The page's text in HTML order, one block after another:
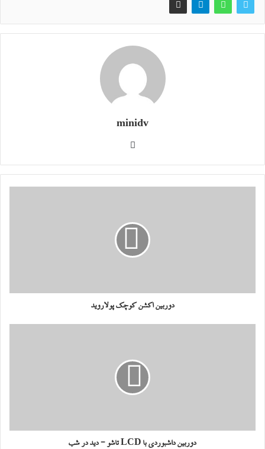
minidv
دوربین اکشن کوچک پولاروید
دوربین داشبوردی با LCD تاشو - دید در شب